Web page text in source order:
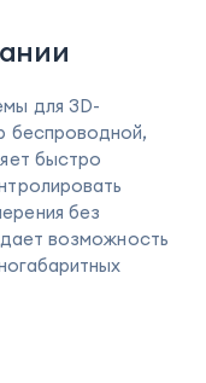
для 3D-
беспроводной,
быстро
без
возможность